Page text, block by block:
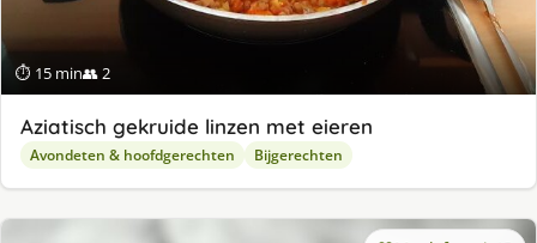
⏱ 15 min👥 2
Aziatisch gekruide linzen met eieren
Avondeten & hoofdgerechten Bijgerechten